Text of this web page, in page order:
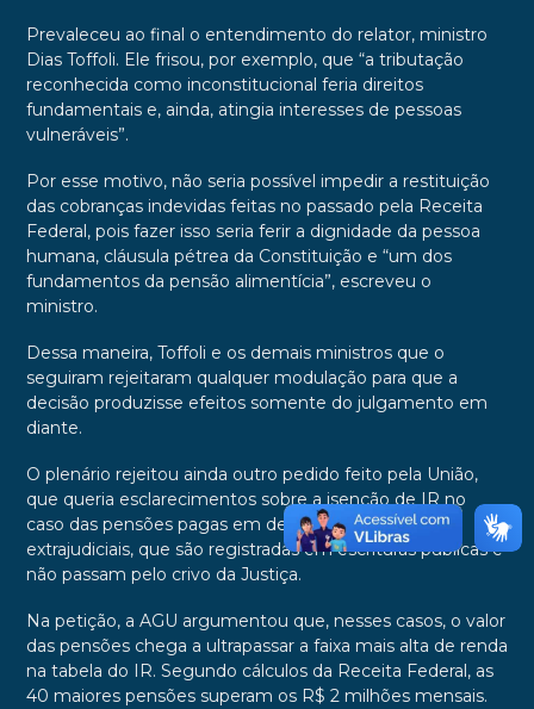
Prevaleceu ao final o entendimento do relator, ministro
Dias Toffoli. Ele frisou, por exemplo, que “a tributação
reconhecida como inconstitucional feria direitos
fundamentais e, ainda, atingia interesses de pessoas
vulneráveis”.
Por esse motivo, não seria possível impedir a restituição
das cobranças indevidas feitas no passado pela Receita
Federal, pois fazer isso seria ferir a dignidade da pessoa
humana, cláusula pétrea da Constituição e “um dos
fundamentos da pensão alimentícia”, escreveu o
ministro.
Dessa maneira, Toffoli e os demais ministros que o
seguiram rejeitaram qualquer modulação para que a
decisão produzisse efeitos somente do julgamento em
diante.
O plenário rejeitou ainda outro pedido feito pela União,
que queria esclarecimentos sobre a isenção de IR no
caso das pensões pagas em decorrência de acordos
extrajudiciais, que são registradas em escrituras públicas e
não passam pelo crivo da Justiça.
Na petição, a AGU argumentou que, nesses casos, o valor
das pensões chega a ultrapassar a faixa mais alta de renda
na tabela do IR. Segundo cálculos da Receita Federal, as
40 maiores pensões superam os R$ 2 milhões mensais.